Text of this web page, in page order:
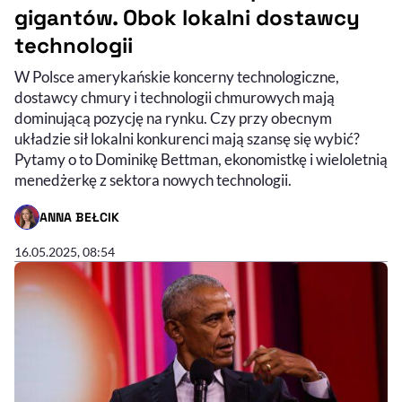
gigantów. Obok lokalni dostawcy
technologii
W Polsce amerykańskie koncerny technologiczne,
dostawcy chmury i technologii chmurowych mają
dominującą pozycję na rynku. Czy przy obecnym
układzie sił lokalni konkurenci mają szansę się wybić?
Pytamy o to Dominikę Bettman, ekonomistkę i wieloletnią
menedżerkę z sektora nowych technologii.
ANNA BEŁCIK
- AUTOR ARTYKUŁU - PROFIL
16.05.2025, 08:54